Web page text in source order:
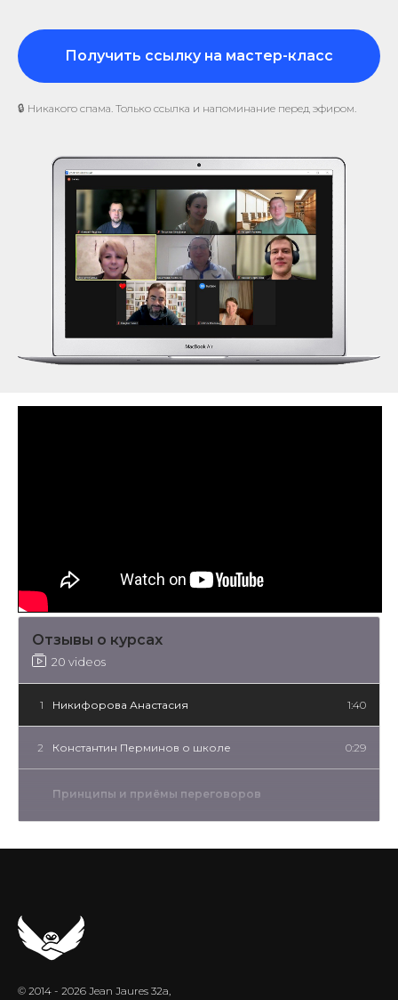
Получить ссылку на мастер-класс
🔒 Никакого спама. Только ссылка и напоминание перед эфиром.
Отзывы о курсах
20 videos
1 Никифорова Анастасия 1:40
2 Константин Перминов о школе 0:29
Принципы и приёмы переговоров
Дзенский диалог
5 Вера Вейн
© 2014 - 2026 Jean Jaures 32a,